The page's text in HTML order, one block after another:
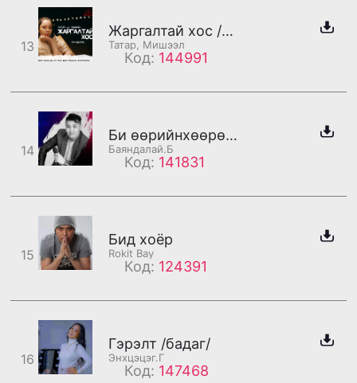
13
Жаргалтай хос /Мишээл/
Татар, Мишээл
Код: 144991
14
Би өөрийнхөөрөө /дахилт/
Баяндалай.Б
Код: 141831
15
Бид хоёр
Rokit Bay
Код: 124391
16
Гэрэлт /бадаг/
Энхцэцэг.Г
Код: 147468